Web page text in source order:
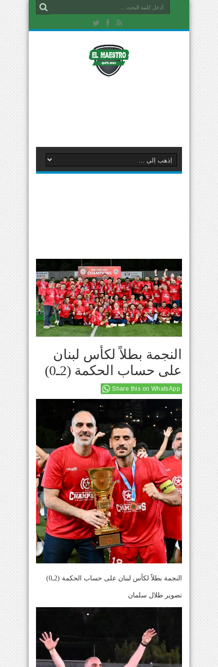
النجمة بطلاً لكأس لبنان
على حساب الحكمة (2ـ0)
Share this on WhatsApp
النجمة بطلاً لكأس لبنان على حساب الحكمة (2ـ0)
تصوير طلال سلمان